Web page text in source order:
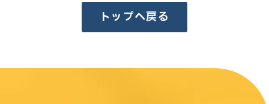
トップへ戻る